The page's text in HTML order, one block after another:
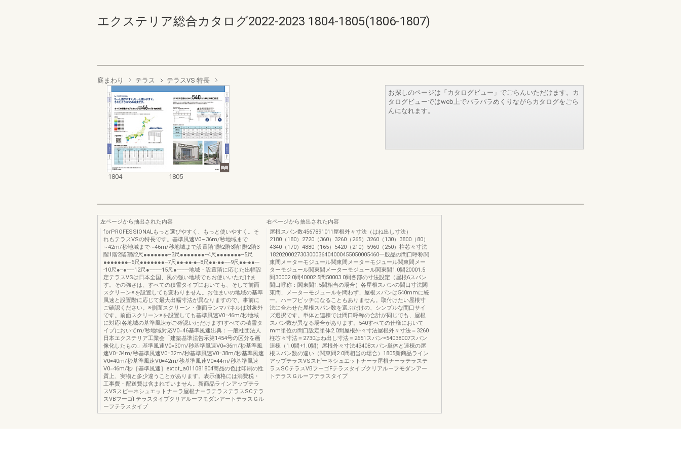
エクステリア総合カタログ2022-2023 1804-1805(1806-1807)
庭まわり テラス テラスVS 特長
1804 1805
お探しのページは「カタログビュー」でごらんいただけます。カ
タログビューではweb上でパラパラめくりながらカタログをごら
んになれます。
左ページから抽出された内容
forPROFESSIONALもっと選びやすく、もっと使いやすく。そ
れもテラスVSの特長です。基準風速V0∼36m/秒地域まで
∼42m/秒地域まで∼46m/秒地域まで設置階1階2階3階1階2階3
階1階2階3階2尺●●●●●●●--3尺●●●●●●●--4尺●●●●●●●--5尺
●●●●●●●--6尺●●●●●●●--7尺●●-●●-●--8尺●●-●●----9尺●●-●●---
-10尺●--●-----12尺●--------15尺●--------地域・設置階に応じた出幅設
定テラスVSは日本全国、風の強い地域でもお使いいただけま
す。その強さは、すべての積雪タイプにおいても、そして前面
スクリーン※を設置しても変わりません。お住まいの地域の基準
風速と設置階に応じて最大出幅寸法が異なりますので、事前に
ご確認ください。※側面スクリーン・側面ランマパネルは対象外
です。前面スクリーン※を設置しても基準風速V0=46m/秒地域
に対応!各地域の基準風速がご確認いただけます!すべての積雪タ
イプにおいてm/秒地域対応V0=46基準風速出典：一般社団法人
日本エクステリア工業会「建築基準法告示第1454号の区分を画
像化したもの」基準風速V0=30m/秒基準風速V0=36m/秒基準風
速V0=34m/秒基準風速V0=32m/秒基準風速V0=38m/秒基準風速
V0=40m/秒基準風速V0=42m/秒基準風速V0=44m/秒基準風速
V0=46m/秒［基準風速］extct_a011081804商品の色は印刷の性
質上、実物と多少違うことがあります。表示価格には消費税・
工事費・配送費は含まれていません。新商品ラインアップテラ
スVSスピーネシュエットナーラ屋根ナーラテラステラスSCテラ
スVBフーゴFテラスタイプクリアルーフモダンアートテラスＧル
ーフテラスタイプ
右ページから抽出された内容
屋根スパン数4567891011屋根外々寸法（はね出し寸法）
2180（180）2720（360）3260（265）3260（130）3800（80）
4340（170）4880（165）5420（210）5960（250）柱芯々寸法
182020002730300036404000455050005460一般品の間口呼称関
東間メーターモジュール関東間メーターモジュール関東間メー
ターモジュール関東間メーターモジュール関東間1.0間20001.5
間30002.0間40002.5間50003.0間各部の寸法設定（屋根6スパン
間口呼称：関東間1.5間相当の場合）各屋根スパンの間口寸法関
東間、メーターモジュールを問わず、屋根スパンは540mmに統
一。ハーフピッチになることもありません。取付けたい屋根寸
法に合わせた屋根スパン数を選ぶだけの、シンプルな間口サイ
ズ選択です。単体と連棟では間口呼称の合計が同じでも、屋根
スパン数が異なる場合があります。540すべての仕様において
mm単位の間口設定単体2.0間屋根外々寸法屋根外々寸法＝3260
柱芯々寸法＝2730はね出し寸法＝2651スパン=54038007スパン
連棟（1.0間+1.0間）屋根外々寸法43408スパン単体と連棟の屋
根スパン数の違い（関東間2.0間相当の場合）1805新商品ライン
アップテラスVSスピーネシュエットナーラ屋根ナーラテラステ
ラスSCテラスVBフーゴFテラスタイプクリアルーフモダンアー
トテラスＧルーフテラスタイプ